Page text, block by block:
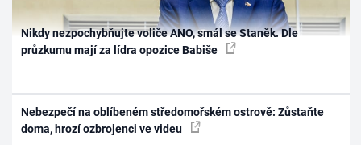
Nikdy nezpochybňujte voliče ANO, smál se Staněk. Dle
průzkumu mají za lídra opozice Babiše
Nebezpečí na oblíbeném středomořském ostrově: Zůstaňte
doma, hrozí ozbrojenci ve videu